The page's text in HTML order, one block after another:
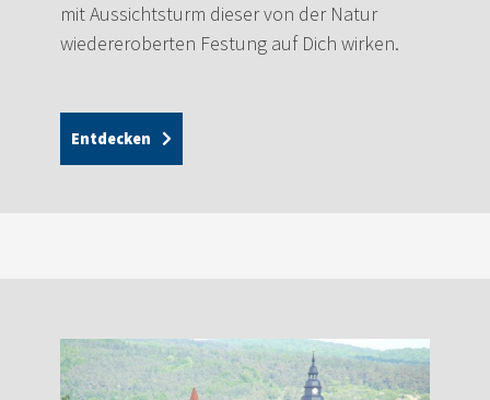
mit Aussichtsturm dieser von der Natur
wiedereroberten Festung auf Dich wirken.
Entdecken